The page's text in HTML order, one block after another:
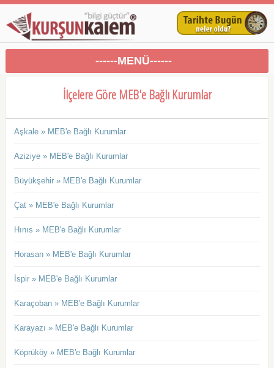
------MENÜ------
İlçelere Göre MEB'e Bağlı Kurumlar
Aşkale » MEB'e Bağlı Kurumlar
Aziziye » MEB'e Bağlı Kurumlar
Büyükşehir » MEB'e Bağlı Kurumlar
Çat » MEB'e Bağlı Kurumlar
Hınıs » MEB'e Bağlı Kurumlar
Horasan » MEB'e Bağlı Kurumlar
İspir » MEB'e Bağlı Kurumlar
Karaçoban » MEB'e Bağlı Kurumlar
Karayazı » MEB'e Bağlı Kurumlar
Köprüköy » MEB'e Bağlı Kurumlar